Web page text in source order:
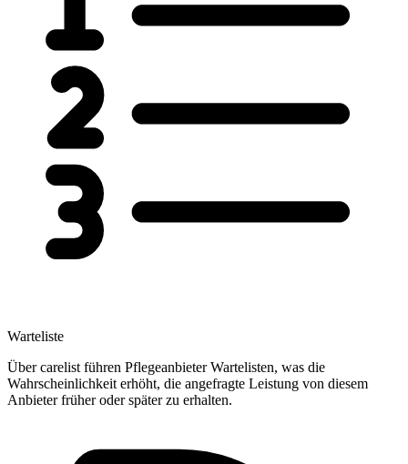
Warteliste
Über carelist führen Pflegeanbieter Wartelisten, was die
Wahrscheinlichkeit erhöht, die angefragte Leistung von diesem
Anbieter früher oder später zu erhalten.